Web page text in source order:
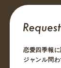
恋愛四季報
ジャンル問